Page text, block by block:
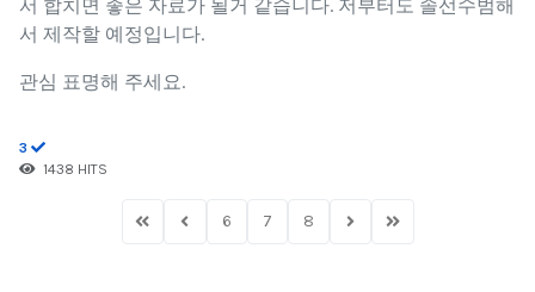
서 합치면 좋은 자료가 될거 같습니다. 저부터도 솔선수범해
서 제작할 예정입니다.
관심 표명해 주세요.
3
1438 HITS
First PagePrevious Page
6 7 8 Next PageLast Page